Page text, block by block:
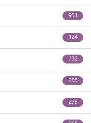
951
124
732
235
275